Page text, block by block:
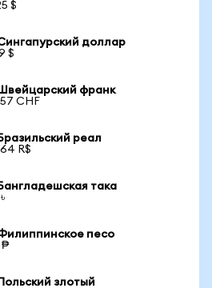
$
доллар
$
франк
CHF
реал
R$
така
песо
₱
злотый